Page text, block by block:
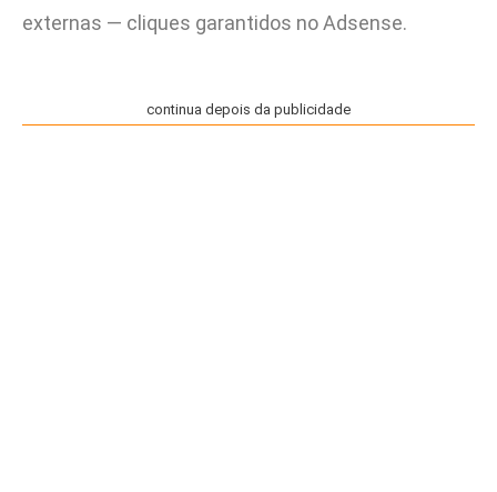
externas — cliques garantidos no Adsense.
continua depois da publicidade